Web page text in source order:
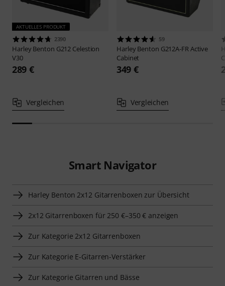
AKTUELLES PRODUKT
2390
Harley Benton G212 Celestion
V30
289 €
Vergleichen
59
Harley Benton G212A-FR Active
Cabinet
349 €
Vergleichen
Smart Navigator
Harley Benton 2x12 Gitarrenboxen zur Übersicht
2x12 Gitarrenboxen für 250 €–350 € anzeigen
Zur Kategorie 2x12 Gitarrenboxen
Zur Kategorie E-Gitarren-Verstärker
Zur Kategorie Gitarren und Bässe